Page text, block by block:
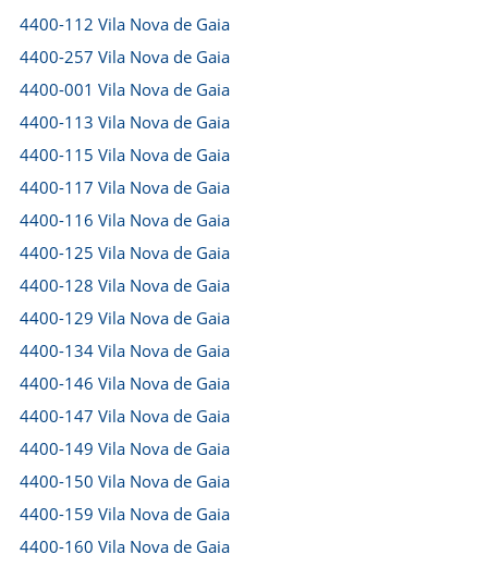
4400-112 Vila Nova de Gaia
4400-257 Vila Nova de Gaia
4400-001 Vila Nova de Gaia
4400-113 Vila Nova de Gaia
4400-115 Vila Nova de Gaia
4400-117 Vila Nova de Gaia
4400-116 Vila Nova de Gaia
4400-125 Vila Nova de Gaia
4400-128 Vila Nova de Gaia
4400-129 Vila Nova de Gaia
4400-134 Vila Nova de Gaia
4400-146 Vila Nova de Gaia
4400-147 Vila Nova de Gaia
4400-149 Vila Nova de Gaia
4400-150 Vila Nova de Gaia
4400-159 Vila Nova de Gaia
4400-160 Vila Nova de Gaia